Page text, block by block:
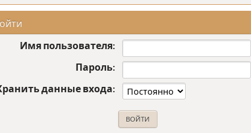
Имя пользователя:
Пароль:
данные входа: